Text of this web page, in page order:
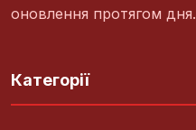
оновлення протягом дня.
Категорії